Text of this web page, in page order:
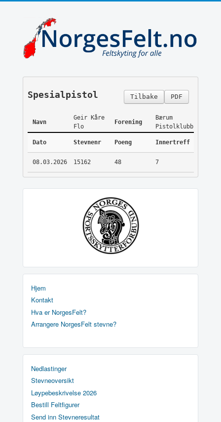
PDF
Tilbake
Spesialpistol
Navn
Geir Kåre
Flo
Forening
Bærum
Pistolklubb
Dato Stevnenr Poeng Innertreff
08.03.2026 15162 48 7
Hjem
Kontakt
Hva er NorgesFelt?
Arrangere NorgesFelt stevne?
Nedlastinger
Stevneoversikt
Løypebeskrivelse 2026
Bestill Feltfigurer
Send inn Stevneresultat